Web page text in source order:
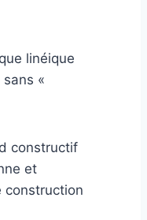
linéique
«
constructif
et
construction